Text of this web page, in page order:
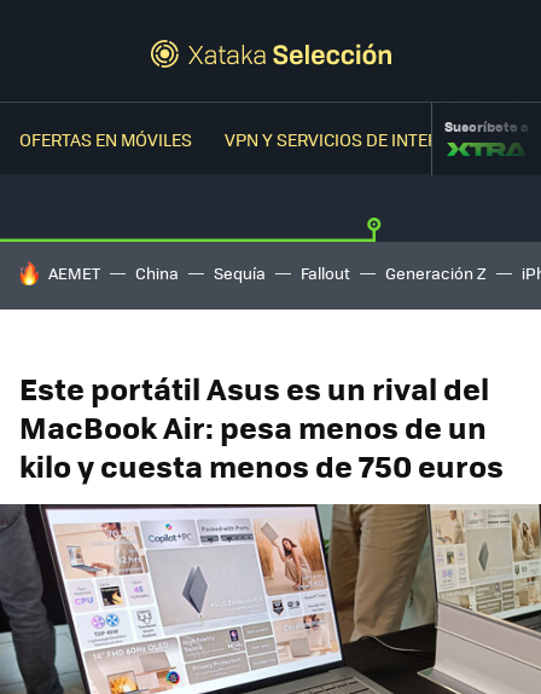
OFERTAS EN MÓVILES VPN Y SERVICIOS DE INTERNETSuscríbete a
HOY SE HABLA DE
AEMET China Sequía Fallout Generación Z
Este portátil Asus es un rival del
MacBook Air: pesa menos de un
kilo y cuesta menos de 750 euros